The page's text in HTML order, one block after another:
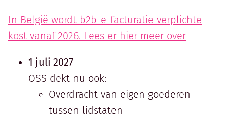
In België wordt b2b-e-facturatie verplichte
kost vanaf 2026. Lees er hier meer over
1 juli 2027
OSS dekt nu ook:
Overdracht van eigen goederen
tussen lidstaten